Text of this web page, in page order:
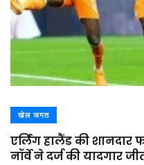
खेल जगत
एर्लिंग हालैंड की शानदार
नॉर्वे ने दर्ज की यादगार